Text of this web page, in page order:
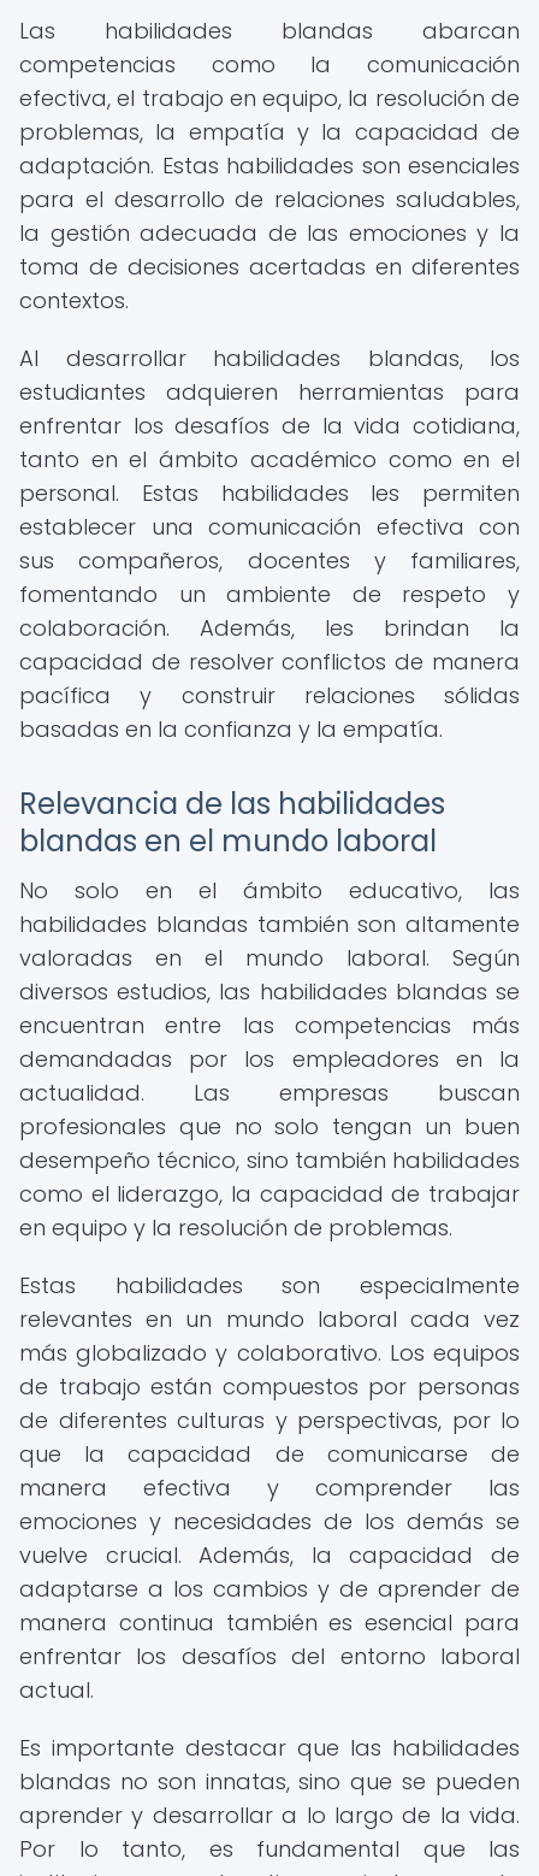
Las habilidades blandas abarcan
competencias como la comunicación
efectiva, el trabajo en equipo, la resolución de
problemas, la empatía y la capacidad de
adaptación. Estas habilidades son esenciales
para el desarrollo de relaciones saludables,
la gestión adecuada de las emociones y la
toma de decisiones acertadas en diferentes
contextos.
Al desarrollar habilidades blandas, los
estudiantes adquieren herramientas para
enfrentar los desafíos de la vida cotidiana,
tanto en el ámbito académico como en el
personal. Estas habilidades les permiten
establecer una comunicación efectiva con
sus compañeros, docentes y familiares,
fomentando un ambiente de respeto y
colaboración. Además, les brindan la
capacidad de resolver conflictos de manera
pacífica y construir relaciones sólidas
basadas en la confianza y la empatía.
Relevancia de las habilidades
blandas en el mundo laboral
No solo en el ámbito educativo, las
habilidades blandas también son altamente
valoradas en el mundo laboral. Según
diversos estudios, las habilidades blandas se
encuentran entre las competencias más
demandadas por los empleadores en la
actualidad. Las empresas buscan
profesionales que no solo tengan un buen
desempeño técnico, sino también habilidades
como el liderazgo, la capacidad de trabajar
en equipo y la resolución de problemas.
Estas habilidades son especialmente
relevantes en un mundo laboral cada vez
más globalizado y colaborativo. Los equipos
de trabajo están compuestos por personas
de diferentes culturas y perspectivas, por lo
que la capacidad de comunicarse de
manera efectiva y comprender las
emociones y necesidades de los demás se
vuelve crucial. Además, la capacidad de
adaptarse a los cambios y de aprender de
manera continua también es esencial para
enfrentar los desafíos del entorno laboral
actual.
Es importante destacar que las habilidades
blandas no son innatas, sino que se pueden
aprender y desarrollar a lo largo de la vida.
Por lo tanto, es fundamental que las